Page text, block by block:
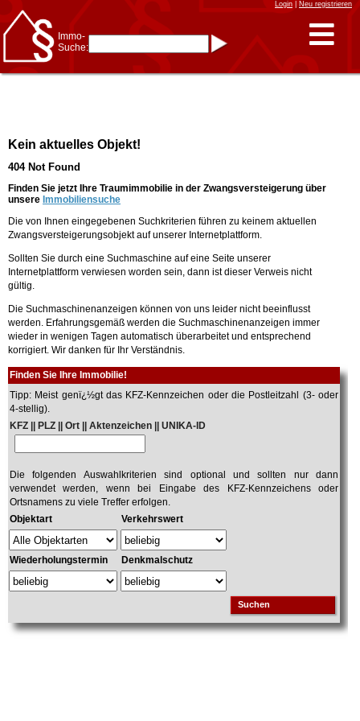
Login| Neu registrieren
Immo-
Suche:
* Suche verfeinern durch
Kombinieren
Frankfurt/Oder
am Main
Immobiliensuche
nach Kreis
nach Amtsgericht
Kein aktuelles Objekt!
404 Not Found
Finden Sie jetzt Ihre Traumimmobilie in der Zwangsversteigerung über
unsere Immobiliensuche
Die von Ihnen eingegebenen Suchkriterien führen zu keinem aktuellen
Zwangsversteigerungsobjekt auf unserer Internetplattform.
Sollten Sie durch eine Suchmaschine auf eine Seite unserer
Internetplattform verwiesen worden sein, dann ist dieser Verweis nicht
gültig.
Die Suchmaschinenanzeigen können von uns leider nicht beeinflusst
werden. Erfahrungsgemäß werden die Suchmaschinenanzeigen immer
wieder in wenigen Tagen automatisch überarbeitet und entsprechend
korrigiert. Wir danken für Ihr Verständnis.
Finden Sie Ihre Immobilie!
Tipp: Meist genï¿½gt das KFZ-Kennzeichen oder die Postleitzahl (3- oder
4-stellig).
KFZ || PLZ || Ort || Aktenzeichen || UNIKA-ID
Die folgenden Auswahlkriterien sind optional und sollten nur dann
verwendet werden, wenn bei Eingabe des KFZ-Kennzeichens oder
Ortsnamens zu viele Treffer erfolgen.
Objektart
Verkehrswert
Wiederholungstermin Denkmalschutz
Suchen